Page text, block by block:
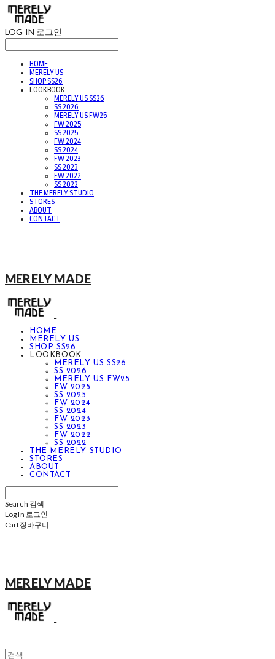
LOG IN 로그인
HOME
MERELY US
SHOP SS26
LOOKBOOK
MERELY US SS26
SS 2026
MERELY US FW25
FW 2025
SS 2025
FW 2024
SS 2024
FW 2023
SS 2023
FW 2022
SS 2022
THE MERELY STUDIO
STORES
ABOUT
CONTACT
MERELY MADE
HOME
MERELY US
SHOP SS26
LOOKBOOK
MERELY US SS26
SS 2026
MERELY US FW25
FW 2025
SS 2025
FW 2024
SS 2024
FW 2023
SS 2023
FW 2022
SS 2022
THE MERELY STUDIO
STORES
ABOUT
CONTACT
Search 검색
Log In 로그인
Cart장바구니
MERELY MADE